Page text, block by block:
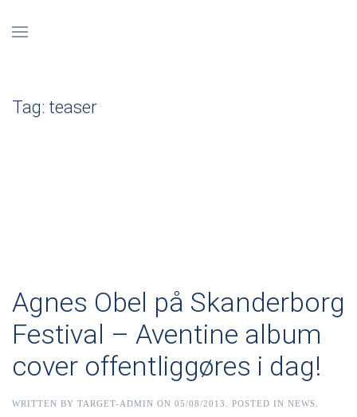
Tag: teaser
Agnes Obel på Skanderborg
Festival – Aventine album
cover offentliggøres i dag!
WRITTEN BY TARGET-ADMIN ON 05/08/2013 . POSTED IN NEWS